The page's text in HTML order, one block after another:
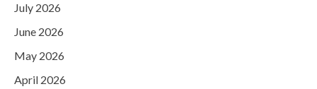
July 2026
June 2026
May 2026
April 2026